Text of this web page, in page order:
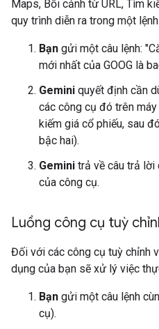
Maps, Bối cảnh từ URL, Tìm
quy trình diễn ra trong một
Bạn gửi một câu lệnh:
mới nhất của GOOG là
Gemini quyết định cần
các công cụ đó trên
kiếm giá cổ phiếu, sau
bậc hai).
Gemini trả về câu trả lời
của công cụ.
Luồng công cụ tuỳ
Đối với các công cụ tuỳ chỉnh
dụng của bạn sẽ xử lý việc
Bạn gửi một câu lệnh
cụ).